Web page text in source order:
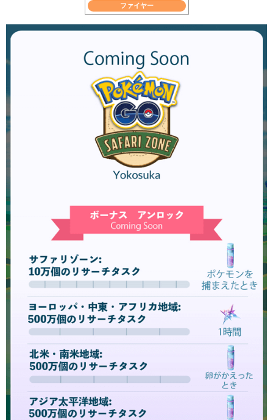
ファイヤー